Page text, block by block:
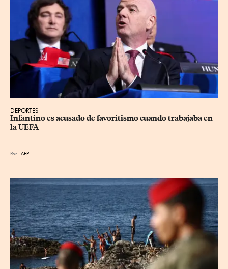
DEPORTES
Infantino es acusado de favoritismo cuando trabajaba en
la UEFA
Por AFP